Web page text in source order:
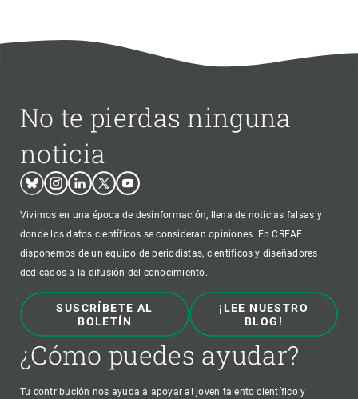
No te pierdas ninguna
noticia
BlueskyInstagram
LinkedinTwitterYoutube
Vivimos en una época de desinformación, llena de noticias falsas y
donde los datos científicos se consideran opiniones. En CREAF
disponemos de un equipo de periodistas, científicos y diseñadores
dedicados a la difusión del conocimiento.
SUSCRÍBETE AL
BOLETÍN
¡LEE NUESTRO
BLOG!
¿Cómo puedes ayudar?
Tu contribución nos ayuda a apoyar al joven talento científico y